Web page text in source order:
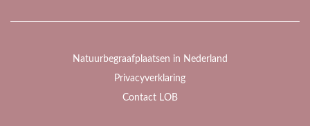
Natuurbegraafplaatsen in Nederland
Privacyverklaring
Contact LOB